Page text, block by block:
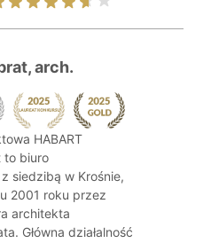
arch.
HABART
to biuro
siedzibą w Krośnie,
2001 roku przez
architekta
Główna działalność